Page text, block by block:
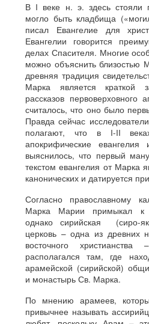
В I веке н. э. здесь стояли
могло быть кладбища
писал Евангелие для
Евангелии говорится
делах Спасителя. Многие
можно объяснить близостью
древняя традиция
Марка является краткой
рассказов первоверховного
считалось, что оно было
Правда сейчас
полагают, что в I-II
апокрифические евангелия
выяснилось, что первый
текстом евангелия от Марка
канонических и датируется
Согласно православному
Марка Марии примыкал к
однако сирийская (сиро-
церковь – одна из древних
восточного
располагался там, где
арамейской (сирийской)
и монастырь Св. Марка.
По мнению арамеев,
привычнее называть